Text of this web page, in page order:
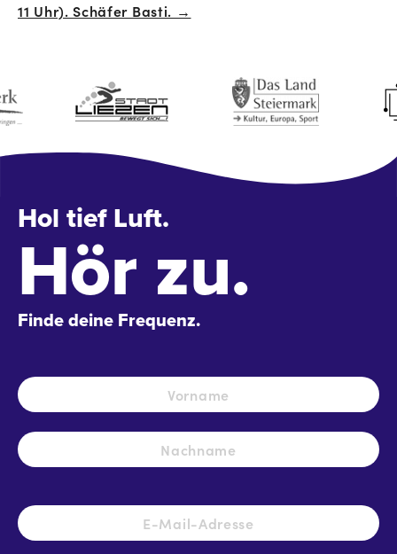
11 Uhr). Schäfer Basti. →
Hol tief Luft.
Hör zu.
Finde deine Frequenz.
Name *
E-
Mail-